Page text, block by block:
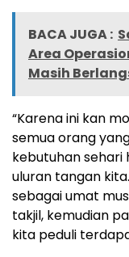
BACA JUGA :
Area
Masih
“Karena ini kan
semua orang
kebutuhan sehari
uluran tangan
sebagai umat
takjil, kemudian
kita peduli